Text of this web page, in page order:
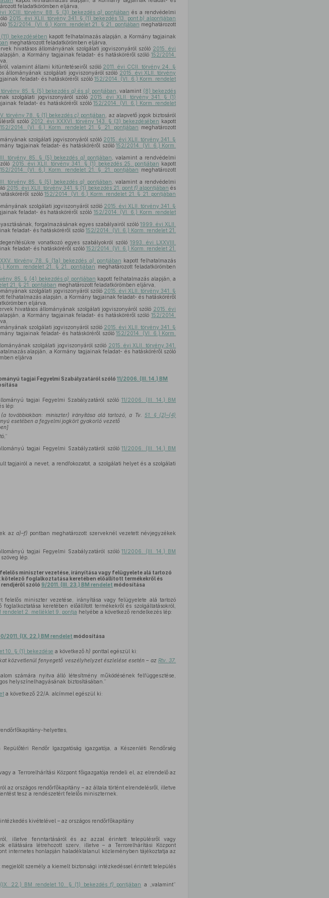
feladatkörömben eljárva,
XCIII. törvény 88. § (3) bekezdésa) pontjában és a rendvédelmi
2015. évi XLII. törvény 341. § (1) bekezdés 13. pontb) alpontjában
152/2014. (VI. 6.) Korm. rendelet 21. § 21. pontjában meghatározott
bekezdésében kapott felhatalmazás alapján, a Kormány tagjainak
meghatározott feladatkörömben eljárva,
hivatásos állományának szolgálati jogviszonyáról szóló 2015. évi
a Kormány tagjainak feladat- és hatásköréről szóló152/2014.
valamint állami kitüntetéseiről szóló 2011. évi CCII. törvény 24. §
állományának szolgálati jogviszonyáról szóló 2015. évi XLII. törvény
feladat- és hatásköréről szóló 152/2014. (VI. 6.) Korm. rendelet
85. § (5) bekezdés q) és s) pontjában , valamint (8) bekezdés
szolgálati jogviszonyáról szóló 2015. évi XLII. törvény 341. § (1)
feladat- és hatásköréről szóló152/2014. (VI. 6.) Korm. rendelet
törvény 78. § (1) bekezdésc) pontjában
, az alapvető jogok biztosáról
szóló 2012. évi XXXVI. törvény 143. § (3) bekezdésében kapott
152/2014. (VI. 6.) Korm. rendelet 21. § 21. pontjában meghatározott
szolgálati jogviszonyáról szóló 2015. évi XLII. törvény 341. §
tagjainak feladat- és hatásköréről szóló152/2014. (VI. 6.) Korm.
törvény 85. § (5) bekezdés q) pontjában , valamint a rendvédelmi
2015. évi XLII. törvény 341. § (1) bekezdés 25. pontjában kapott
152/2014. (VI. 6.) Korm. rendelet 21. § 21. pontjában meghatározott
törvény 85. § (5) bekezdésq) pontjában , valamint a rendvédelmi
2015. évi XLII. törvény 341. § (1) bekezdés 21. pont f) alpontjában és
szóló152/2014. (VI. 6.) Korm. rendelet 21. § 21. pontjában
szolgálati jogviszonyáról szóló 2015. évi XLII. törvény 341. §
feladat- és hatásköréről szóló 152/2014. (VI. 6.) Korm. rendelet
forgalmazásának egyes szabályairól szóló1999. évi XLII.
feladat- és hatásköréről szóló152/2014. (VI. 6.) Korm. rendelet 21.
vonatkozó egyes szabályokról szóló1993. évi LXXVIII.
feladat- és hatásköréről szóló 152/2014. (VI. 6.) Korm. rendelet 21.
törvény 78. § (1a) bekezdés a) pontjában kapott felhatalmazás
Korm. rendelet 21. § 21. pontjában meghatározott feladatkörömben
85. § (4) bekezdésg) pontjában kapott felhatalmazás alapján, a
21. § 21. pontjában meghatározott feladatkörömben eljárva,
szolgálati jogviszonyáról szóló 2015. évi XLII. törvény 341. §
felhatalmazás alapján, a Kormány tagjainak feladat- és hatásköréről
eljárva,
hivatásos állományának szolgálati jogviszonyáról szóló 2015. évi
a Kormány tagjainak feladat- és hatásköréről szóló152/2014.
szolgálati jogviszonyáról szóló 2015. évi XLII. törvény 341. §
tagjainak feladat- és hatásköréről szóló152/2014. (VI. 6.) Korm.
szolgálati jogviszonyáról szóló 2015. évi XLII. törvény 341.
alapján, a Kormány tagjainak feladat- és hatásköréről szóló
eljárva
tagjai Fegyelmi Szabályzatáról szóló11/2006. (III. 14.) BM
tagjai Fegyelmi Szabályzatáról szóló 11/2006. (III. 14.) BM
lép:
továbbiakban: miniszter) irányítása alá tartozó, a Tv. 51. § (2)–(4)
esetében a fegyelmi jogkört gyakorló vezető
tagjai Fegyelmi Szabályzatáról szóló11/2006. (III. 14.) BM
tagjairól a nevet, a rendfokozatot, a szolgálati helyet és a szolgálati
az a)–f) pontban meghatározott szerveknél vezetett névjegyzékek
tagjai Fegyelmi Szabályzatáról szóló11/2006. (III. 14.) BM
szöveg lép.
miniszter vezetése, irányítása vagy felügyelete alá tartozó
foglalkoztatása keretében előállított termékekről és
szóló 9/2011. (III. 23.) BM rendelet módosítása
felelős miniszter vezetése, irányítása vagy felügyelete alá tartozó
keretében előállított termékekről és szolgáltatásokról,
rendelet 2. melléklet 9. pontja helyébe a következő rendelkezés lép:
2011. (IX. 22.) BM rendelet módosítása
10. § (1) bekezdése a következő h) ponttal egészül ki:
közvetlenül fenyegető veszélyhelyzet észlelése esetén – az Rtv. 37.
számára nyitva álló létesítmény működésének felfüggesztése,
helyszínelhagyásának biztosításában.”
a következő 22/A. alcímmel egészül ki:
helyettes,
Rendőr Igazgatóság igazgatója, a Készenléti Rendőrség
a Terrorelhárítási Központ főigazgatója rendeli el, az elrendelő az
az országos rendőrfőkapitány – az általa történt elrendelésről, illetve
tesz a rendészetért felelős miniszternek.
kivételével – az országos rendőrfőkapitány
illetve fenntartásáról és az azzal érintett településről vagy
ellátására létrehozott szerv, illetve – a Terrorelhárítási Központ
internetes honlapján haladéktalanul közleményben tájékoztatja az
személy a kiemelt biztonsági intézkedéssel érintett település
22.) BM rendelet 10. § (1) bekezdés f) pontjában a „valamint”